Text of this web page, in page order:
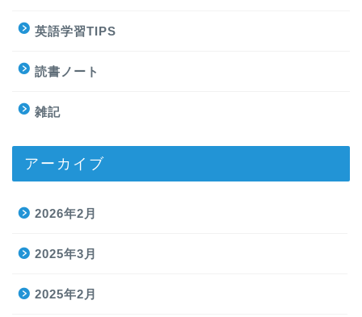
英語学習TIPS
読書ノート
雑記
アーカイブ
2026年2月
2025年3月
2025年2月